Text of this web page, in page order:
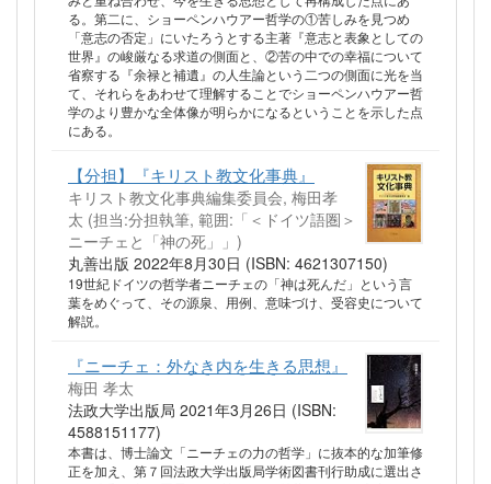
る。第二に、ショーペンハウアー哲学の①苦しみを見つめ
「意志の否定」にいたろうとする主著『意志と表象としての
世界』の峻厳なる求道の側面と、②苦の中での幸福について
省察する『余禄と補遺』の人生論という二つの側面に光を当
て、それらをあわせて理解することでショーペンハウアー哲
学のより豊かな全体像が明らかになるということを示した点
にある。
【分担】『キリスト教文化事典』
キリスト教文化事典編集委員会, 梅田孝
太 (担当:分担執筆, 範囲:「＜ドイツ語圏＞
ニーチェと「神の死」」)
丸善出版 2022年8月30日 (ISBN: 4621307150)
19世紀ドイツの哲学者ニーチェの「神は死んだ」という言
葉をめぐって、その源泉、用例、意味づけ、受容史について
解説。
『ニーチェ：外なき内を生きる思想』
梅田 孝太
法政大学出版局 2021年3月26日 (ISBN:
4588151177)
本書は、博士論文「ニーチェの力の哲学」に抜本的な加筆修
正を加え、第７回法政大学出版局学術図書刊行助成に選出さ